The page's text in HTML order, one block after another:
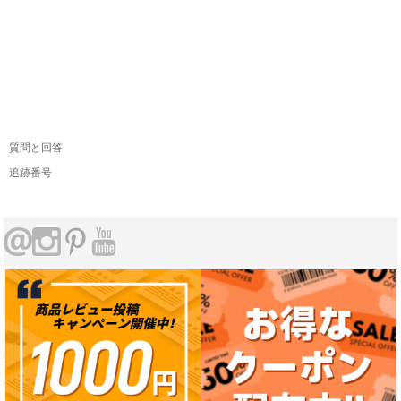
質問と回答
追跡番号